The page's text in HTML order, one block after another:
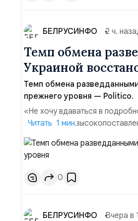
БЕЛРУСИНФО 2 ч.
Темп обмена
Украиной
Темп обмена
прежнего уровня — Politico.
«Не хочу вдаваться в
Марк Уорнер,
использование Украиной
наносить удары вглубь
позиции.Сотрудничество со
Читать 1 мин.
0
БЕЛРУСИНФО Вчера в